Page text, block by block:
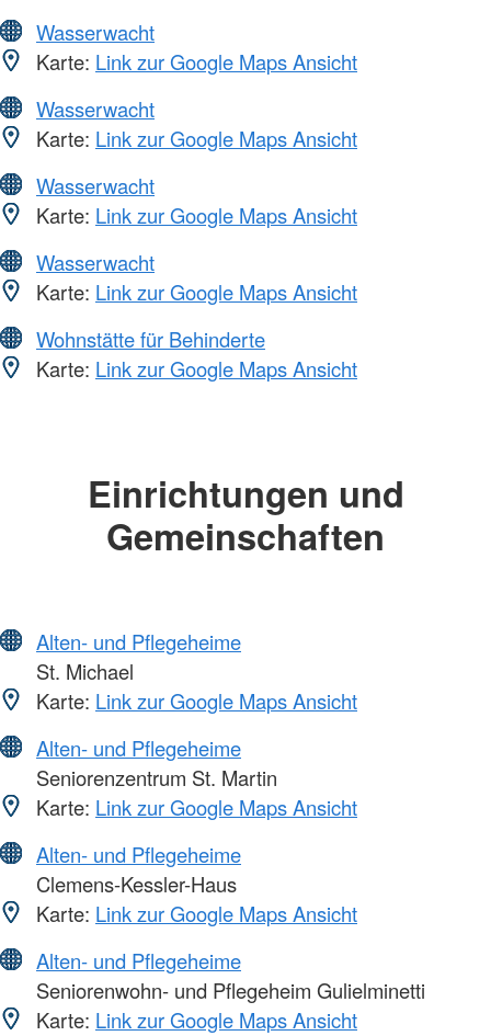
Wasserwacht
Karte: Link zur Google Maps Ansicht
Wasserwacht
Karte: Link zur Google Maps Ansicht
Wasserwacht
Karte: Link zur Google Maps Ansicht
Wasserwacht
Karte: Link zur Google Maps Ansicht
Wohnstätte für Behinderte
Karte: Link zur Google Maps Ansicht
Einrichtungen und
Gemeinschaften
Alten- und Pflegeheime
St. Michael
Karte: Link zur Google Maps Ansicht
Alten- und Pflegeheime
Seniorenzentrum St. Martin
Karte: Link zur Google Maps Ansicht
Alten- und Pflegeheime
Clemens-Kessler-Haus
Karte: Link zur Google Maps Ansicht
Alten- und Pflegeheime
Seniorenwohn- und Pflegeheim Gulielminetti
Karte: Link zur Google Maps Ansicht